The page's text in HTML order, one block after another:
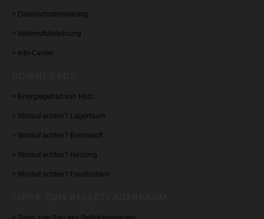
> Datenschutzerklärung
> Widerrufsbelehrung
> Info-Center
> Energiegehalt von Holz
> Worauf achten? Lagerraum
> Worauf achten? Brennstoff
> Worauf achten? Heizung
> Worauf achten? Faustzahlen